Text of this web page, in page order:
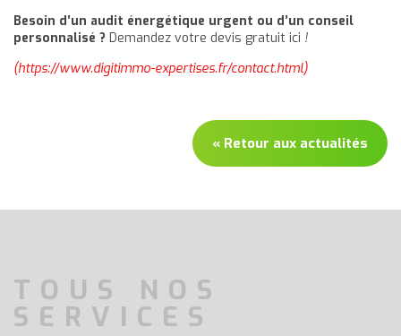
Besoin d’un audit énergétique urgent ou d’un conseil
personnalisé ? Demandez votre devis gratuit ici !
(https://www.digitimmo-expertises.fr/contact.html)
« Retour aux actualités
TOUS NOS
SERVICES